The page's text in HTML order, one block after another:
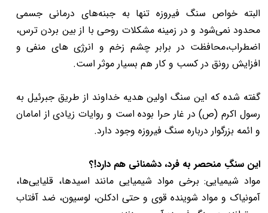
البته خواص سنگ فیروزه تنها به جبنه‌های درمانی جسمی
محدود نمی‌شود و در زمینه مشکلات روحی با از بین بردن ترس،
اضطراب،محافظت در برابر چشم زخم و انرژی های منفی و
افزایش رونق در کسب و کار هم بسیار موثر است.
گفته شده که این سنگ اولین هدیه خداوند از طریق جبرئیل به
رسول اکرم (ص) در غار حرا بوده است و روایات زیادی از امامان
و ائمه بزرگوار درباره سنگ فیروزه وجود دارد.
این سنگِ منحصر به فرد، دشمنانی هم دارد!؟
مواد شیمیایی: برخی مواد شیمیایی مانند اسیدها، قلیایی‌ها،
آمونیاک و مواد شوینده قوی و حتی ادکلن، لوسیون، ضد آفتاب